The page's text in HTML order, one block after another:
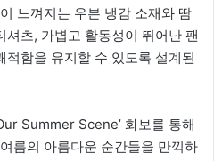
느껴지는 우븐 냉감 소재와 땀
츠, 가볍고 활동성이 뛰어난 팬
함을 유지할 수 있도록 설계된
Summer Scene’ 화보를 통해
름의 아름다운 순간들을 만끽하